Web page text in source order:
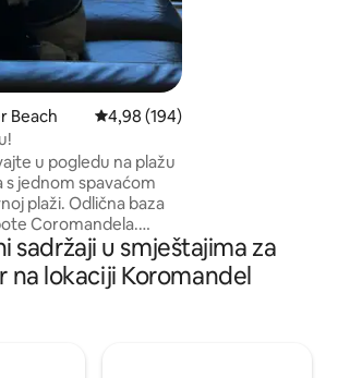
Beach Prosječna ocjena: 4,98/5,
4,98 (194)
u pogledu na plažu
s jednom spavaćom
baza
Coromandela.
na ocean i
Jednostavno za topli
Bliss! Nije
najboljeg
potpun.
sadržaji u smještajima za
na lokaciji Koromandel